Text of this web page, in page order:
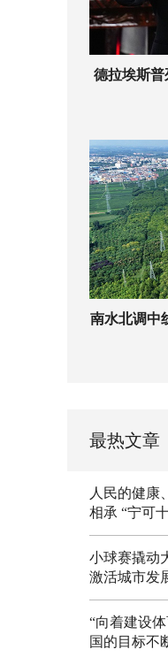
德拉埃斯
南水北调中
最热文章
人民的健康
相承 “宁可
小球赛撬动
激活城市发
“向着建设
国的目标不